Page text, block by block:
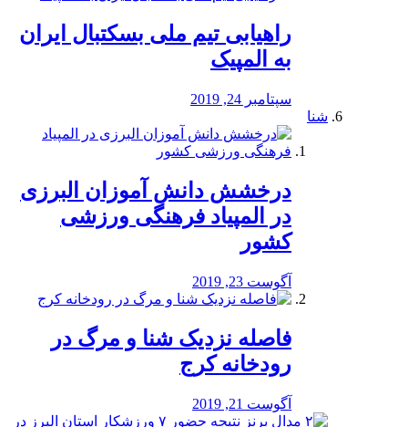
راهیابی تیم ملی بسکتبال ایران
به المپیک
سپتامبر 24, 2019
شنا
درخشش دانش آموزان البرزی
در المپیاد فرهنگی ورزشی
کشور
آگوست 23, 2019
️فاصله نزدیک شنا و مرگ در
رودخانه کرج
آگوست 21, 2019